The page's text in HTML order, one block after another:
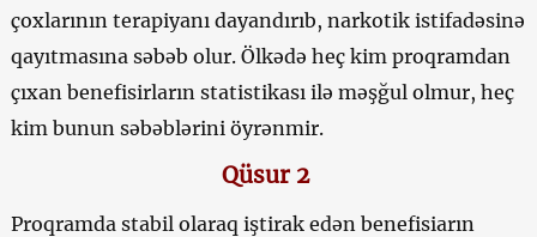
çoxlarının terapiyanı dayandırıb, narkotik istifadəsinə
qayıtmasına səbəb olur. Ölkədə heç kim proqramdan
çıxan benefisirların statistikası ilə məşğul olmur, heç
kim bunun səbəblərini öyrənmir.
Qüsur 2
Proqramda stabil olaraq iştirak edən benefisiarın